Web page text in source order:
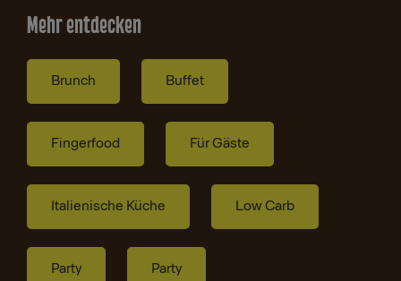
Mehr entdecken
Brunch Buffet
Fingerfood Für Gäste
Italienische Küche Low Carb
Party Party